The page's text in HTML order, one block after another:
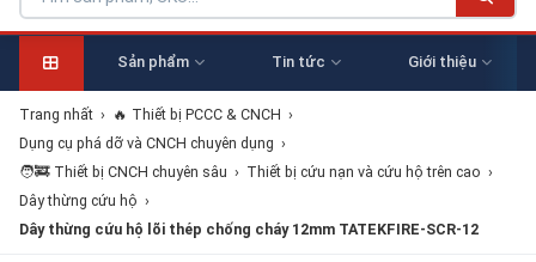
Sản phẩm Tin tức Giới thiệu
Trang nhất › 🔥 Thiết bị PCCC & CNCH ›
Dụng cụ phá dỡ và CNCH chuyên dụng ›
🧑‍🚒 Thiết bị CNCH chuyên sâu › Thiết bị cứu nạn và cứu hộ trên cao ›
Dây thừng cứu hộ ›
Dây thừng cứu hộ lõi thép chống cháy 12mm TATEKFIRE-SCR-12